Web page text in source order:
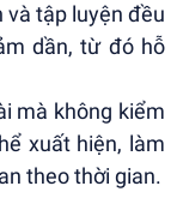
và tập luyện đều
dần, từ đó hỗ
mà không kiểm
xuất hiện, làm
theo thời gian.